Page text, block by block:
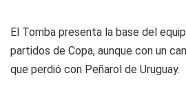
El Tomba presenta la base del
partidos de Copa, aunque con un
que perdió con Peñarol de Uruguay.